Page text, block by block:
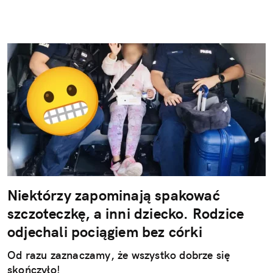
Niektórzy zapominają spakować
szczoteczkę, a inni dziecko. Rodzice
odjechali pociągiem bez córki
Od razu zaznaczamy, że wszystko dobrze się
skończyło!